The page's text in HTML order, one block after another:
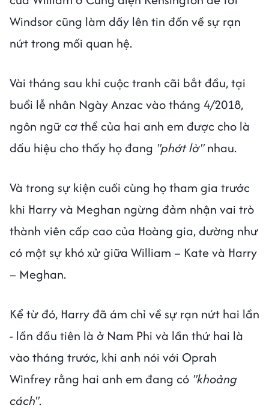
Windsor cũng làm dấy lên tin đồn về sự rạn
nứt trong mối quan hệ.
Vài tháng sau khi cuộc tranh cãi bắt đầu, tại
buổi lễ nhân Ngày Anzac vào tháng 4/2018,
ngôn ngữ cơ thể của hai anh em được cho là
dấu hiệu cho thấy họ đang "phớt lờ"nhau.
Và trong sự kiện cuối cùng họ tham gia trước
khi Harry và Meghan ngừng đảm nhận vai trò
thành viên cấp cao của Hoàng gia, dường như
có một sự khó xử giữa William – Kate và Harry
– Meghan.
Kể từ đó, Harry đã ám chỉ về sự rạn nứt hai lần
- lần đầu tiên là ở Nam Phi và lần thứ hai là
vào tháng trước, khi anh nói với Oprah
Winfrey rằng hai anh em đang có "khoảng
cách".